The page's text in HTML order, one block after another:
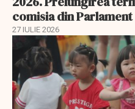
comisia din Parlament
27 IULIE 2026